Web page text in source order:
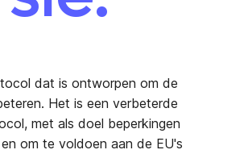
dat is ontworpen om de
Het is een verbeterde
met als doel beperkingen
om te voldoen aan de EU's